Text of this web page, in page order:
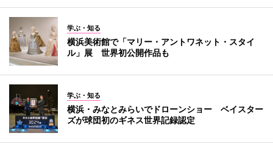
学ぶ・知る
横浜美術館で「マリー・アントワネット・スタイ
ル」展 世界初公開作品も
学ぶ・知る
横浜・みなとみらいでドローンショー ベイスター
ズが球団初のギネス世界記録認定